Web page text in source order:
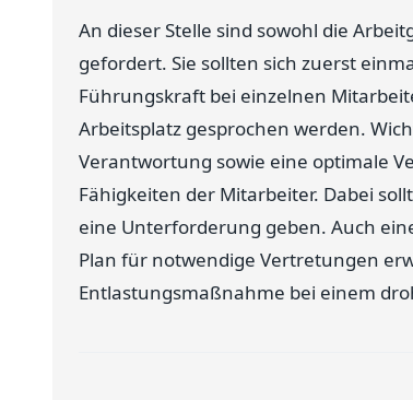
An dieser Stelle sind sowohl die
gefordert. Sie sollten sich zuerst
Führungskraft bei einzelnen
Arbeitsplatz gesprochen werden.
Verantwortung sowie eine optimale
Fähigkeiten der Mitarbeiter. Dabei
eine Unterforderung geben. Auch
Plan für notwendige Vertretungen
Entlastungsmaßnahme bei einem